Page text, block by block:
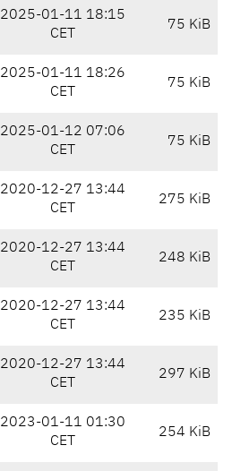
2025-01-11 18:15
CET
75 KiB
2025-01-11 18:26
CET
75 KiB
2025-01-12 07:06
CET
75 KiB
2020-12-27 13:44
CET
275 KiB
2020-12-27 13:44
CET
248 KiB
2020-12-27 13:44
CET
235 KiB
2020-12-27 13:44
CET
297 KiB
2023-01-11 01:30
CET
254 KiB